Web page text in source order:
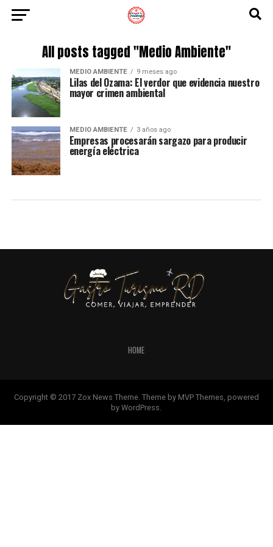
All posts tagged "Medio Ambiente"
MEDIO AMBIENTE 9 meses ago
Lilas del Ozama: El verdor que evidencia nuestro
mayor crimen ambiental
MEDIO AMBIENTE 3 años ago
Empresas procesarán sargazo para producir
energía eléctrica
HOME
Copyright © 2017 Zox News Theme. Theme by MVP Themes, powered
by WordPress.